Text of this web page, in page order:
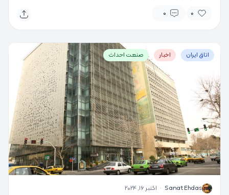
0
0
اتاق ایران اخبار صنعت احداث
S
Sanat Ehdas
· اکتبر 16, 2024